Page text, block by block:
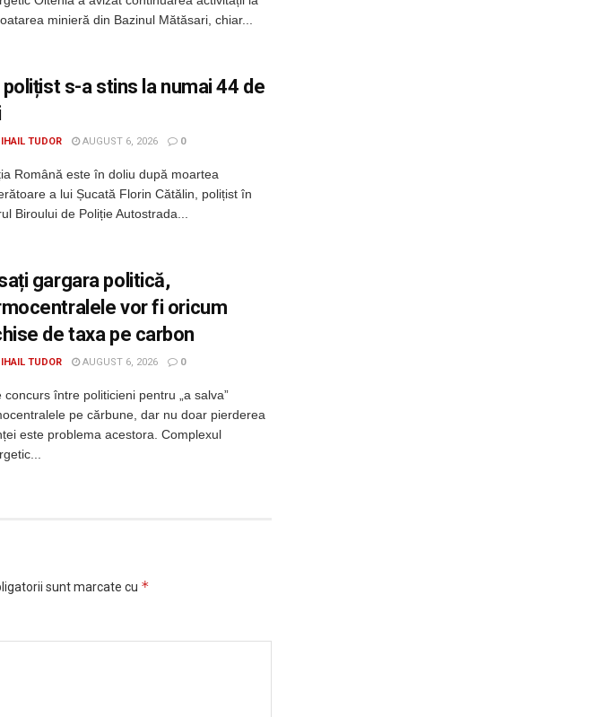
minieră din Bazinul Mătăsari, chiar...
polițist s-a stins la numai 44 de
TUDOR AUGUST 6, 2026 0
Română este în doliu după moartea
a lui Șucată Florin Cătălin, polițist în
Biroului de Poliție Autostrada...
gargara politică,
vor fi oricum
de taxa pe carbon
TUDOR AUGUST 6, 2026 0
concurs între politicieni pentru „a salva”
pe cărbune, dar nu doar pierderea
este problema acestora. Complexul
sunt marcate cu *